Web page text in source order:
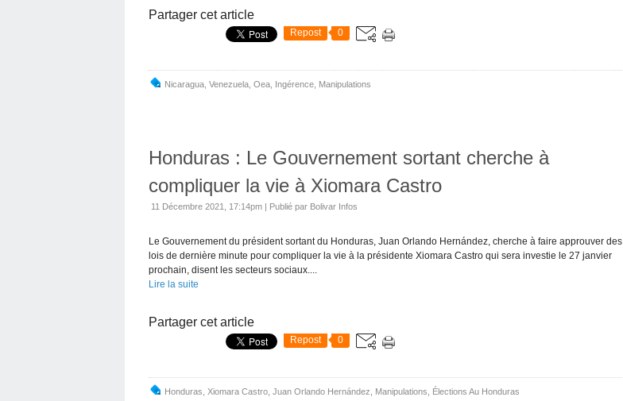
Partager cet article
Repost 0
Nicaragua Venezuela Oea Ingérence Manipulations
Honduras : Le Gouvernement sortant cherche à
compliquer la vie à Xiomara Castro
11 Décembre 2021, 17:14pm | Publié par Bolivar Infos
Le Gouvernement du président sortant du Honduras, Juan Orlando Hernández, cherche à faire approuver des
lois de dernière minute pour compliquer la vie à la présidente Xiomara Castro qui sera investie le 27 janvier
prochain, disent les secteurs sociaux....
Lire la suite
Partager cet article
Repost 0
Honduras Xiomara Castro Juan Orlando Hernández Manipulations Élections Au Honduras